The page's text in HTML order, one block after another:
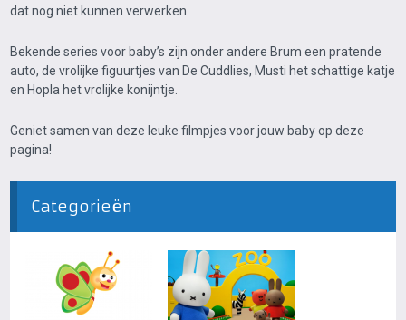
dat nog niet kunnen verwerken.
Bekende series voor baby’s zijn onder andere Brum een pratende
auto, de vrolijke figuurtjes van De Cuddlies, Musti het schattige katje
en Hopla het vrolijke konijntje.
Geniet samen van deze leuke filmpjes voor jouw baby op deze
pagina!
Categorieën